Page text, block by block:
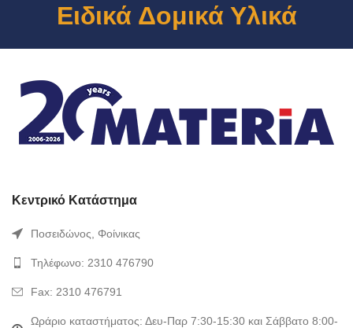
Ειδικά Δομικά Υλικά
Κεντρικό Κατάστημα
Ποσειδώνος, Φοίνικας
Τηλέφωνο: 2310 476790
Fax: 2310 476791
Ωράριο καταστήματος: Δευ-Παρ 7:30-15:30 και Σάββατο 8:00-